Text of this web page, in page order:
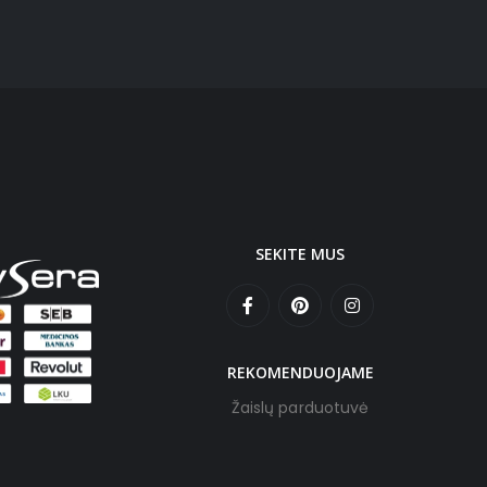
SEKITE MUS
REKOMENDUOJAME
Žaislų parduotuvė